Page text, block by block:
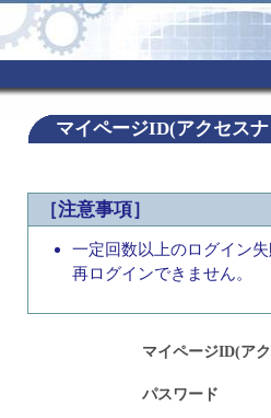
マイページID(アクセス
［注意事項］
一定回数以上のログイン
再ログインできません。
マイページID(ア
パスワード